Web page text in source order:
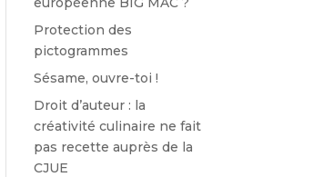
Protection des
pictogrammes
Sésame, ouvre-toi !
Droit d’auteur : la
créativité culinaire ne fait
pas recette auprès de la
CJUE